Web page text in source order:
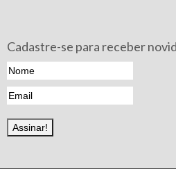
Cadastre-se para receber